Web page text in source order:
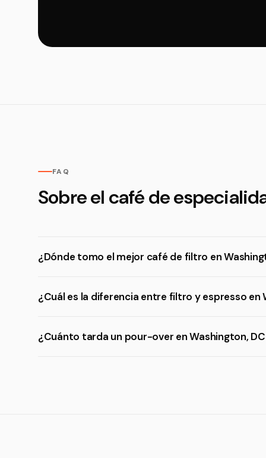
FAQ
Sobre el café de
¿Dónde tomo el mejor café de filtro en
¿Cuál es la diferencia entre filtro y espresso en
¿Cuánto tarda un pour-over en Washington,